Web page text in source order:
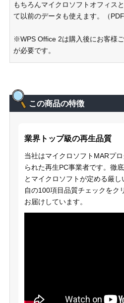
もちろんマイクロソフトオフィス
て以前のデータも使えます。（
※WPS Office 2は購入後にお客様
が必要です。
この商品の特徴
業界トップ級の再生品質
当社はマイクロソフトMARプ
られた再生PC事業者です。徹
とマイクロソフトが定める厳
自の100項目品質チェックをク
お届けしています。